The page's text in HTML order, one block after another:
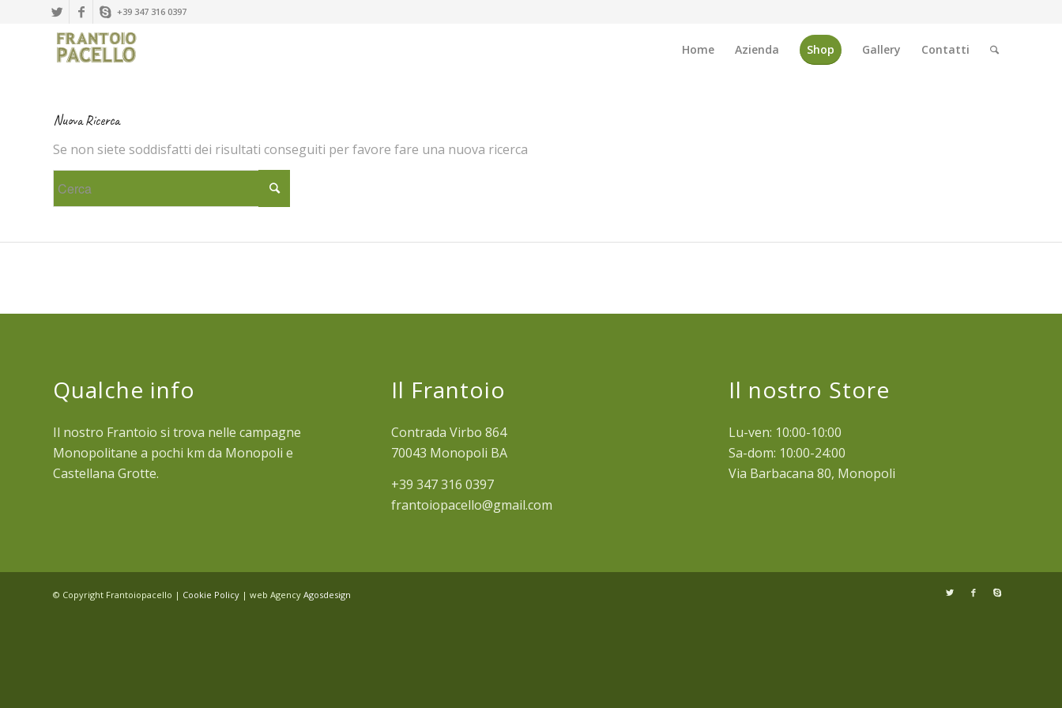
+39 347 316 0397
Home Azienda Shop Gallery Contatti
Nuova Ricerca
Se non siete soddisfatti dei risultati conseguiti per favore fare una nuova ricerca
Qualche info
Il nostro Frantoio si trova nelle campagne
Monopolitane a pochi km da Monopoli e
Castellana Grotte.
Il Frantoio
Contrada Virbo 864
70043 Monopoli BA
+39 347 316 0397
frantoiopacello@gmail.com
Il nostro Store
Lu-ven: 10:00-10:00
Sa-dom: 10:00-24:00
Via Barbacana 80, Monopoli
© Copyright Frantoiopacello | Cookie Policy | web Agency Agosdesign